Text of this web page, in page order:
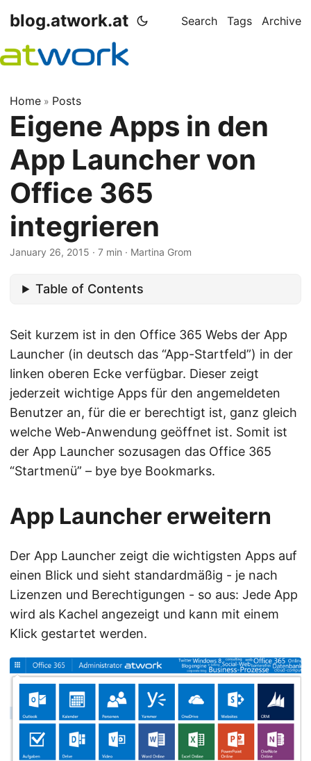
blog.atwork.at Search Tags Archive
Home » Posts
Eigene Apps in den
App Launcher von
Office 365
integrieren
January 26, 2015 · 7 min · Martina Grom
Table of Contents
Seit kurzem ist in den Office 365 Webs der App
Launcher (in deutsch das “App-Startfeld”) in der
linken oberen Ecke verfügbar. Dieser zeigt
jederzeit wichtige Apps für den angemeldeten
Benutzer an, für die er berechtigt ist, ganz gleich
welche Web-Anwendung geöffnet ist. Somit ist
der App Launcher sozusagen das Office 365
“Startmenü” – bye bye Bookmarks.
App Launcher erweitern
Der App Launcher zeigt die wichtigsten Apps auf
einen Blick und sieht standardmäßig - je nach
Lizenzen und Berechtigungen - so aus: Jede App
wird als Kachel angezeigt und kann mit einem
Klick gestartet werden.